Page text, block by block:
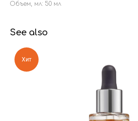
Объем, мл: 50 мл
See also
Хит